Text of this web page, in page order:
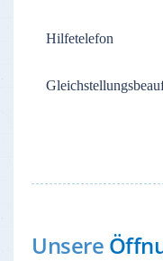
Hilfetelefon
Unsere